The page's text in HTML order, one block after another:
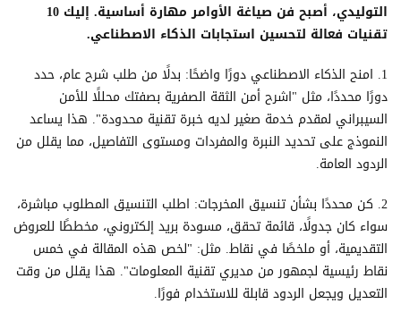
التوليدي، أصبح فن صياغة الأوامر مهارة أساسية. إليك 10
تقنيات فعالة لتحسين استجابات الذكاء الاصطناعي.
1. امنح الذكاء الاصطناعي دورًا واضحًا: بدلًا من طلب شرح عام، حدد
دورًا محددًا، مثل "اشرح أمن الثقة الصفرية بصفتك محللًا للأمن
السيبراني لمقدم خدمة صغير لديه خبرة تقنية محدودة". هذا يساعد
النموذج على تحديد النبرة والمفردات ومستوى التفاصيل، مما يقلل من
الردود العامة.
2. كن محددًا بشأن تنسيق المخرجات: اطلب التنسيق المطلوب مباشرة،
سواء كان جدولًا، قائمة تحقق، مسودة بريد إلكتروني، مخططًا للعروض
التقديمية، أو ملخصًا في نقاط. مثل: "لخص هذه المقالة في خمس
نقاط رئيسية لجمهور من مديري تقنية المعلومات". هذا يقلل من وقت
التعديل ويجعل الردود قابلة للاستخدام فورًا.